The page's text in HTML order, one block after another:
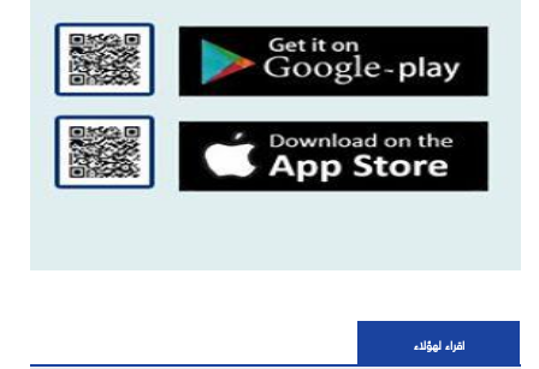
اقراء لهؤلاء